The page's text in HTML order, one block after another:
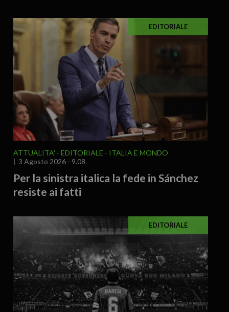
EDITORIALE
ATTUALITA' EDITORIALE
ITALIA E MONDO
3 Agosto 2026 - 9.08
Per la sinistra italica la fede in Sánchez
resiste ai fatti
EDITORIALE